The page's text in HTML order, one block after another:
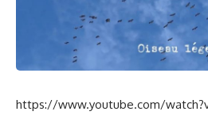
https://www.youtube.com/